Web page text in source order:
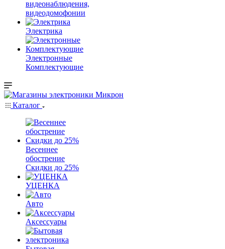
видеонаблюдения,
видеодомофонии
Электрика
Электронные
Комплектующие
Каталог
Весеннее
обострение
Скидки до 25%
УЦЕНКА
Авто
Аксессуары